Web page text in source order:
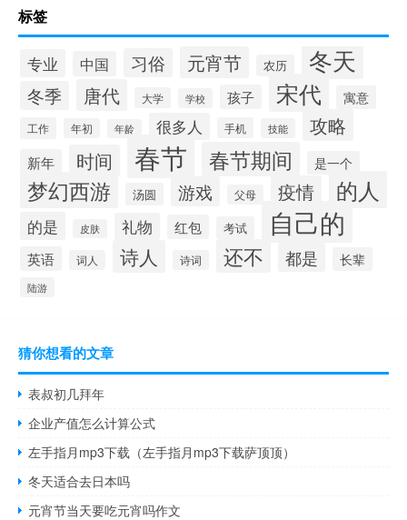
标签
专业 中国 习俗 元宵节 农历 冬天
冬季 唐代 大学 学校 孩子 宋代 寓意
工作 年初 年龄 很多人 手机 技能 攻略
新年 时间 春节 春节期间 是一个
梦幻西游 汤圆 游戏 父母 疫情 的人
的是 皮肤 礼物 红包 考试 自己的
英语 词人 诗人 诗词 还不 都是 长辈
陆游
猜你想看的文章
表叔初几拜年
企业产值怎么计算公式
左手指月mp3下载（左手指月mp3下载萨顶顶）
冬天适合去日本吗
元宵节当天要吃元宵吗作文